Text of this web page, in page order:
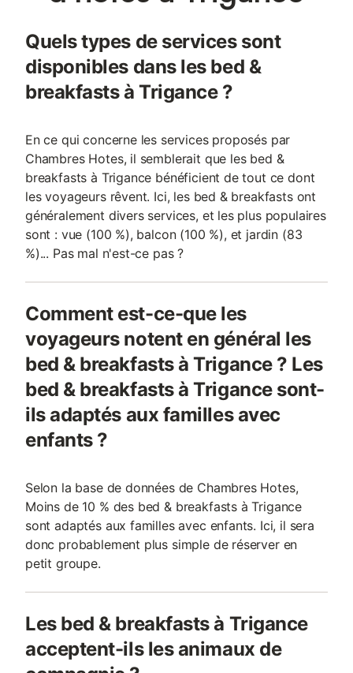
Quels types de services sont
disponibles dans les bed &
breakfasts à Trigance ?
En ce qui concerne les services proposés par
Chambres Hotes, il semblerait que les bed &
breakfasts à Trigance bénéficient de tout ce dont
les voyageurs rêvent. Ici, les bed & breakfasts ont
généralement divers services, et les plus populaires
sont : vue (100 %), balcon (100 %), et jardin (83
%)... Pas mal n'est-ce pas ?
Comment est-ce-que les
voyageurs notent en général les
bed & breakfasts à Trigance ? Les
bed & breakfasts à Trigance sont-
ils adaptés aux familles avec
enfants ?
Selon la base de données de Chambres Hotes,
Moins de 10 % des bed & breakfasts à Trigance
sont adaptés aux familles avec enfants. Ici, il sera
donc probablement plus simple de réserver en
petit groupe.
Les bed & breakfasts à Trigance
acceptent-ils les animaux de